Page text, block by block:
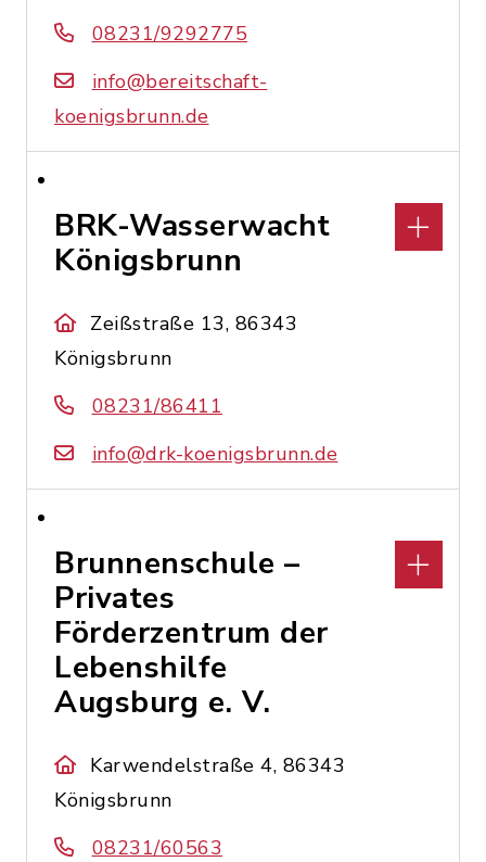
08231/9292775
info@bereitschaft-
koenigsbrunn.de
BRK-Wasserwacht
Königsbrunn
Zeißstraße 13, 86343
Königsbrunn
08231/86411
info@drk-koenigsbrunn.de
Brunnenschule –
Privates
Förderzentrum der
Lebenshilfe
Augsburg e. V.
Karwendelstraße 4, 86343
Königsbrunn
08231/60563